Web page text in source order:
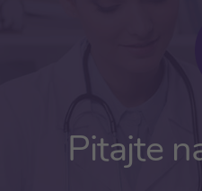
Pitajte